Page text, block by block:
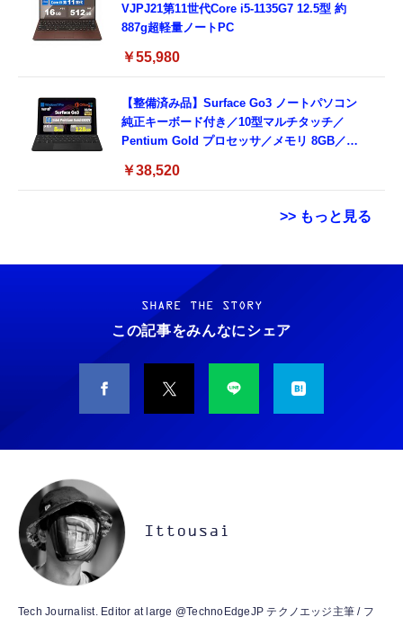
VJPJ21第11世代Core i5-1135G7 12.5型 約
887g超軽量ノートPC
￥55,980
【整備済み品】Surface Go3 ノートパソコン
純正キーボード付き／10型マルチタッチ／
Pentium Gold プロセッサ／メモリ 8GB／
Bluetooth5.0／USB-C／1080p顔認証カメラ
￥38,520
>> もっと見る
Grithope イヤホン タイプC【2026新モデル
耐久性】 有線イヤホン マイク付き HiFi音質
ノイズ低減 重低音 遅延なし
￥949
タイプc 寝ホンイヤホン 寝ホン type-c 有線
睡眠用イヤホン 【音質強化バージョン
￥2,199
MFi認証 【ハイレゾ音質】 内蔵DAC 遅延な
し 48ビット/96KHz 音量調節対応
【HIFI音質】iphone イヤホンジャック ライ
霊界コミュニケーションロボット BAKETAN
WARASHI ばけたん ワラシ 改 KAI
￥5,400
M10SR AIペット（コミュニケーションロボッ
ト）
ット）
￥53,900
霊界コミュニケーションロボット BAKETAN
SHARE THE STORY
この記事をみんなにシェア
Ittousai
Tech Journalist. Editor at large @TechnoEdgeJP テクノエッジ主筆 / フ